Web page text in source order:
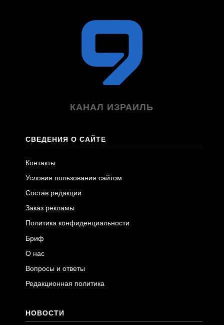
КАНАЛ ИЗРАИЛЬ
СВЕДЕНИЯ О САЙТЕ
Контакты
Условия пользования сайтом
Состав редакции
Заказ рекламы
Политика конфиденциальности
Бриф
О нас
Вопросы и ответы
Редакционная политика
НОВОСТИ